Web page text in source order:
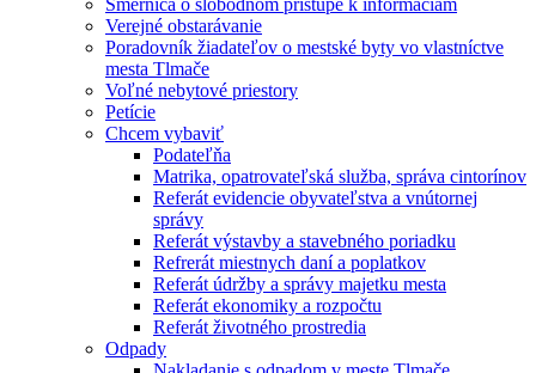
Smernica o slobodnom prístupe k informáciám
Verejné obstarávanie
Poradovník žiadateľov o mestské byty vo vlastníctve
mesta Tlmače
Voľné nebytové priestory
Petície
Chcem vybaviť
Podateľňa
Matrika, opatrovateľská služba, správa cintorínov
Referát evidencie obyvateľstva a vnútornej
správy
Referát výstavby a stavebného poriadku
Refrerát miestnych daní a poplatkov
Referát údržby a správy majetku mesta
Referát ekonomiky a rozpočtu
Referát životného prostredia
Odpady